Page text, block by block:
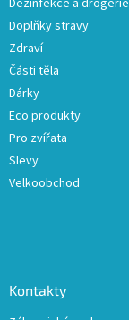
Dezinfekce a drogerie
Doplňky stravy
Zdraví
Části těla
Dárky
Eco produkty
Pro zvířata
Slevy
Velkoobchod
Kontakty